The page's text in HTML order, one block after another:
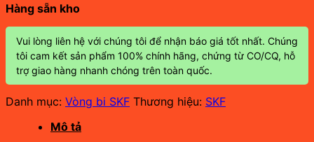
Hàng sẵn kho
Vui lòng liên hệ với chúng tôi để nhận báo giá tốt nhất. Chúng
tôi cam kết sản phẩm 100% chính hãng, chứng từ CO/CQ, hỗ
trợ giao hàng nhanh chóng trên toàn quốc.
Danh mục: Vòng bi SKF Thương hiệu: SKF
Mô tả